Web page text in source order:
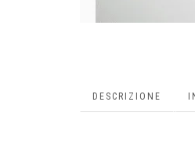
DESCRIZIONE